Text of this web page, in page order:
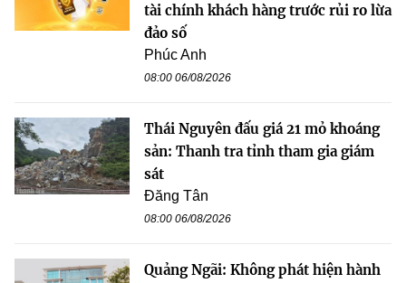
tài chính khách hàng trước rủi ro lừa
đảo số
Phúc Anh
08:00 06/08/2026
Thái Nguyên đấu giá 21 mỏ khoáng
sản: Thanh tra tỉnh tham gia giám
sát
Đăng Tân
08:00 06/08/2026
Quảng Ngãi: Không phát hiện hành